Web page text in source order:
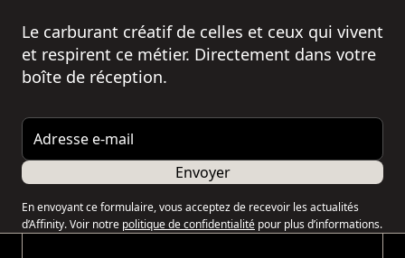
Le carburant créatif de celles et ceux qui vivent
et respirent ce métier. Directement dans votre
boîte de réception.
Adresse e-mail
Envoyer
En envoyant ce formulaire, vous acceptez de recevoir les actualités
d’Affinity. Voir notre politique de confidentialité pour plus d’informations.